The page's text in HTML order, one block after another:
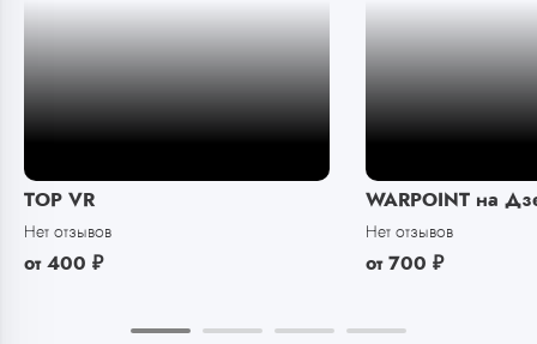
TOP VR
Нет отзывов
от 400 ₽
WARPOINT на
Нет отзывов
от 700 ₽